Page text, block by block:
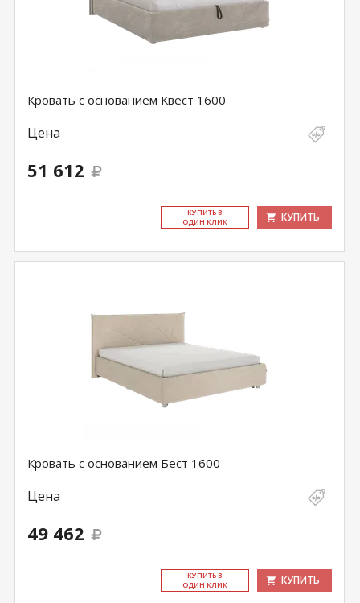
Кровать с основанием Квест 1600
Цена
51 612
КУ­ПИТЬ В
ОДИН КЛИК
КУПИТЬ
Кровать с основанием Бест 1600
Цена
49 462
КУ­ПИТЬ В
ОДИН КЛИК
КУПИТЬ